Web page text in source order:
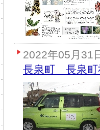
2022年05月31
長泉町 長泉町